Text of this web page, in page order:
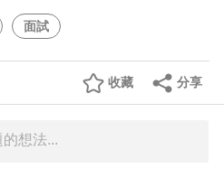
面試
分享
收藏